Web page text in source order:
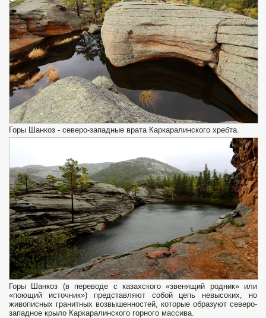
Горы Шанкоз - северо-западные врата Каркаралинского хребта.
Горы Шанкоз (в переводе с казахского «звенящий родник» или
«поющий источник») представляют собой цепь невысоких, но
живописных гранитных возвышенностей, которые образуют северо-
западное крыло Каркаралинского горного массива.